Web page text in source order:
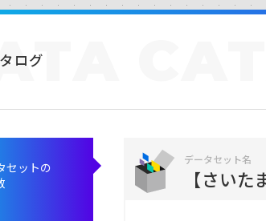
ログ
データセット名
【さい
セットの